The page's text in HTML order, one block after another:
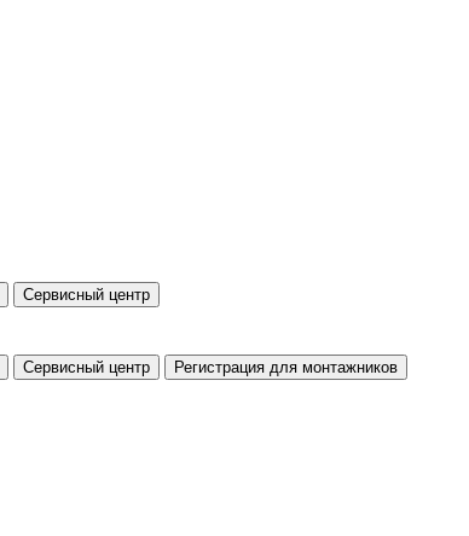
Сервисный центр
Сервисный центр Регистрация для монтажников